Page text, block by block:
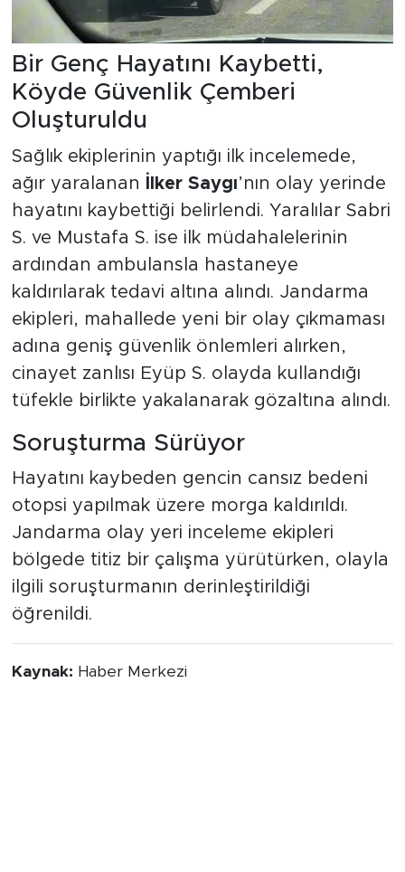
Bir Genç Hayatını Kaybetti,
Köyde Güvenlik Çemberi
Oluşturuldu
Sağlık ekiplerinin yaptığı ilk incelemede,
ağır yaralanan
İlker Saygı’nın olay yerinde
hayatını kaybettiği belirlendi. Yaralılar Sabri
S. ve Mustafa S. ise ilk müdahalelerinin
ardından ambulansla hastaneye
kaldırılarak tedavi altına alındı. Jandarma
ekipleri, mahallede yeni bir olay çıkmaması
adına geniş güvenlik önlemleri alırken,
cinayet zanlısı Eyüp S. olayda kullandığı
tüfekle birlikte yakalanarak gözaltına alındı.
Soruşturma Sürüyor
Hayatını kaybeden gencin cansız bedeni
otopsi yapılmak üzere morga kaldırıldı.
Jandarma olay yeri inceleme ekipleri
bölgede titiz bir çalışma yürütürken, olayla
ilgili soruşturmanın derinleştirildiği
öğrenildi.
Kaynak: Haber Merkezi